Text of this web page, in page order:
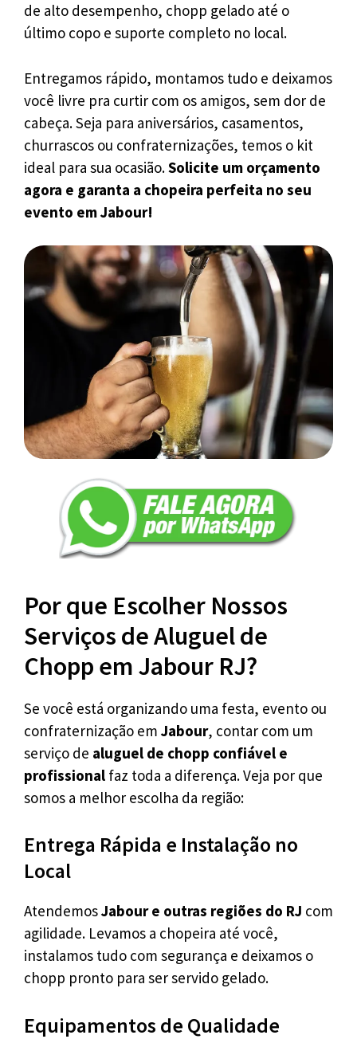
de alto desempenho, chopp gelado até o
último copo e suporte completo no local.
Entregamos rápido, montamos tudo e deixamos
você livre pra curtir com os amigos, sem dor de
cabeça. Seja para aniversários, casamentos,
churrascos ou confraternizações, temos o kit
ideal para sua ocasião.Solicite um orçamento
agora e garanta a chopeira perfeita no seu
evento em Jabour!
Por que Escolher Nossos
Serviços de Aluguel de
Chopp em Jabour RJ?
Se você está organizando uma festa, evento ou
confraternização em Jabour, contar com um
serviço de aluguel de chopp confiável e
profissional faz toda a diferença. Veja por que
somos a melhor escolha da região:
Entrega Rápida e Instalação no
Local
AtendemosJabour e outras regiões do RJ com
agilidade. Levamos a chopeira até você,
instalamos tudo com segurança e deixamos o
chopp pronto para ser servido gelado.
Equipamentos de Qualidade